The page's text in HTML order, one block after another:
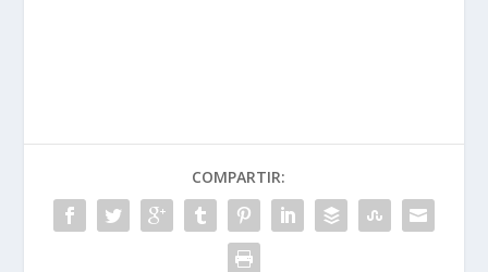
David G. de Navarrete
Probando y escribiendo sobre motos y motor hace